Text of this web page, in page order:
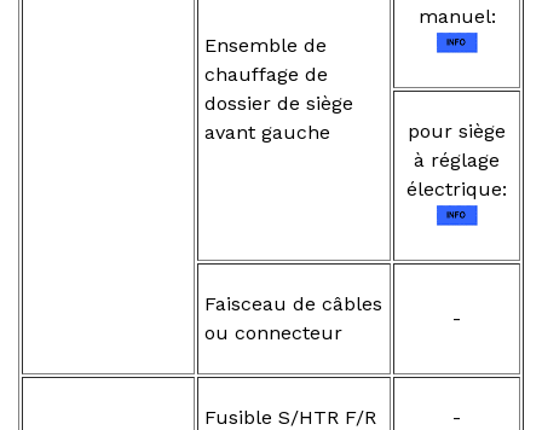
Ensemble de
chauffage de
dossier de siège
avant gauche
manuel:
pour siège
à réglage
électrique:
Faisceau de câbles
ou connecteur
-
Fusible S/HTR F/R -